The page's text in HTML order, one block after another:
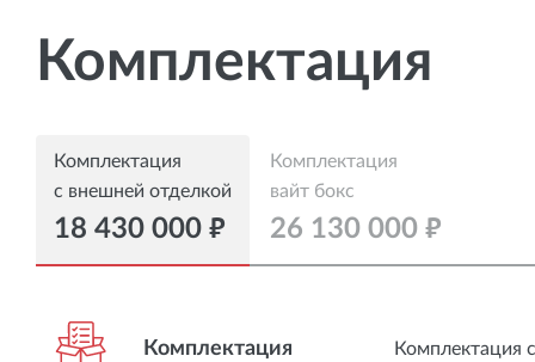
Комплектация
Комплектация
с внешней отделкой
18 430 000 руб.
Комплектация
вайт бокс
26 130 000 руб.
Комплектация Комплектация